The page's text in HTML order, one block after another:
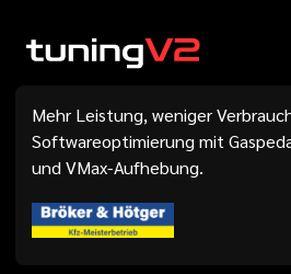
Mehr Leistung, weniger
Softwareoptimierung mit
und VMax-Aufhebung.